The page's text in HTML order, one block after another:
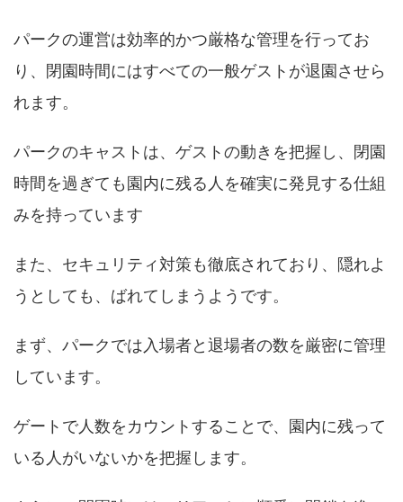
パークの運営は効率的かつ厳格な管理を行ってお
り、閉園時間にはすべての一般ゲストが退園させら
れます。
パークのキャストは、ゲストの動きを把握し、閉園
時間を過ぎても園内に残る人を確実に発見する仕組
みを持っています
また、セキュリティ対策も徹底されており、隠れよ
うとしても、ばれてしまうようです。
まず、パークでは入場者と退場者の数を厳密に管理
しています。
ゲートで人数をカウントすることで、園内に残って
いる人がいないかを把握します。